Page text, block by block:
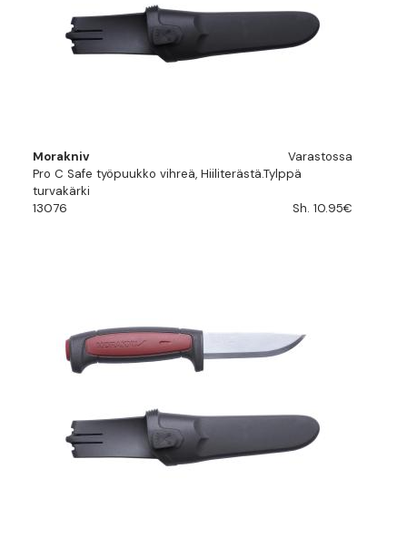
Morakniv
Varastossa
Pro C Safe työpuukko vihreä, Hiiliterästä.Tylppä
turvakärki
13076
Sh. 10.95€